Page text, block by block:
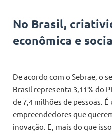
No Brasil,
econômica e
De acordo com o Sebrae, o
Brasil representa 3,11% do
de 7,4 milhões de pessoas.
empreendedores que
inovação. E, mais do que